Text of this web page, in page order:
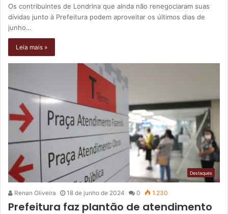
Os contribuintes de Londrina que ainda não renegociaram suas
dívidas junto à Prefeitura podem aproveitar os últimos dias de
junho…
Leia mais »
Destaques
Renan Oliveira 18 de junho de 2024 0 1.230
Prefeitura faz plantão de atendimento